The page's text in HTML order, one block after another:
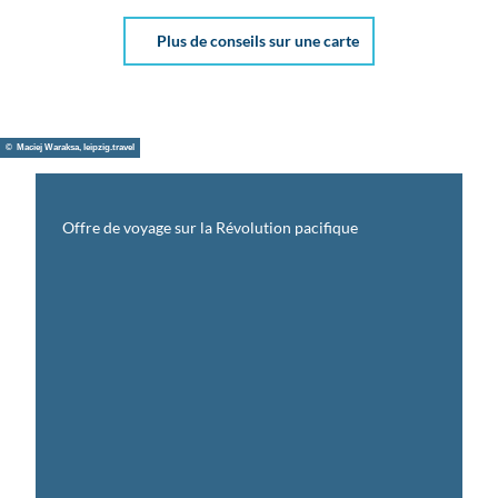
Plus de conseils sur une carte
© Maciej Waraksa, leipzig.travel
Offre de voyage sur la Révolution pacifique